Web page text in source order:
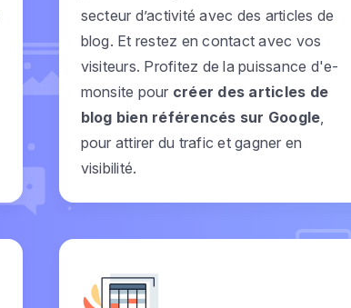
secteur d’activité avec des articles de
blog. Et restez en contact avec vos
visiteurs. Profitez de la puissance d'e-
monsite pour créer des articles de
blog bien référencés sur Google
pour attirer du trafic et gagner en
visibilité.